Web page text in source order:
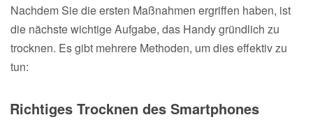
Nachdem Sie die ersten Maßnahmen ergriffen haben, ist
die nächste wichtige Aufgabe, das Handy gründlich zu
trocknen. Es gibt mehrere Methoden, um dies effektiv zu
tun:
Richtiges Trocknen des Smartphones